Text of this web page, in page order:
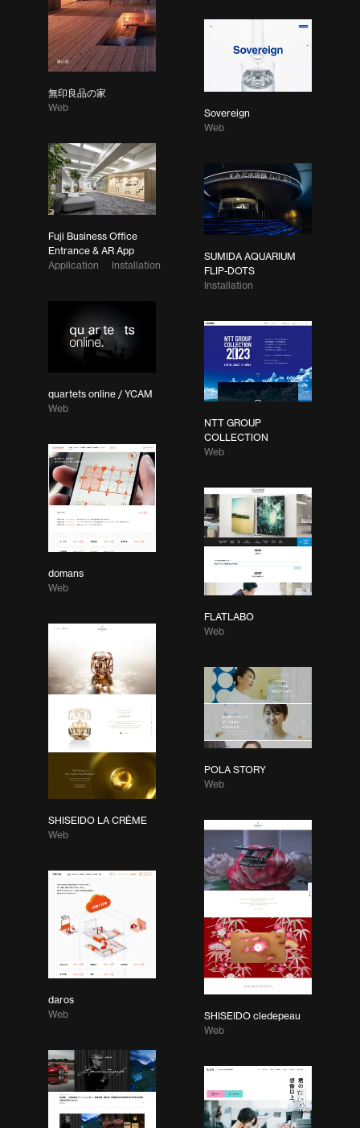
無印良品の家
Web
Sovereign
Web
Fuji Business Office
Entrance & AR App
Application
Installation
SUMIDA AQUARIUM
FLIP-DOTS
Installation
quartets online / YCAM
Web
NTT GROUP
COLLECTION
Web
domans
Web
FLATLABO
Web
SHISEIDO LA CRÈME
Web
POLA STORY
Web
SHISEIDO cledepeau
Web
daros
Web